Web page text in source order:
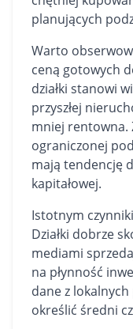
planujących
Warto
ceną gotowych
działki stanowi
przyszłej
mniej rentowna.
ograniczonej
mają tendencję
kapitałowej.
Istotnym
Działki dobrze
mediami
na płynność
dane z
określić średni